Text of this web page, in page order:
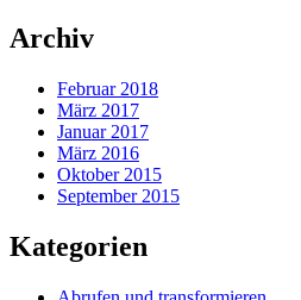
Archiv
Februar 2018
März 2017
Januar 2017
März 2016
Oktober 2015
September 2015
Kategorien